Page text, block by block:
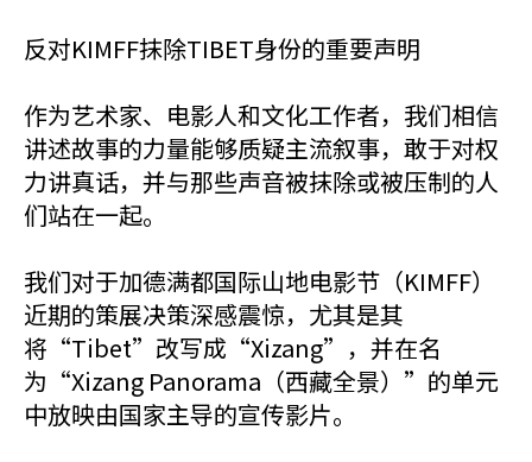
反对KIMFF抹除TIBET身份的重要声明
作为艺术家、电影人和文化工作者，我们相信
讲述故事的力量能够质疑主流叙事，敢于对权
力讲真话，并与那些声音被抹除或被压制的人
们站在一起。
我们对于加德满都国际山地电影节（KIMFF）
近期的策展决策深感震惊，尤其是其
将“Tibet”改写成“Xizang”，并在名
为“Xizang Panorama（西藏全景）”的单元
中放映由国家主导的宣传影片。